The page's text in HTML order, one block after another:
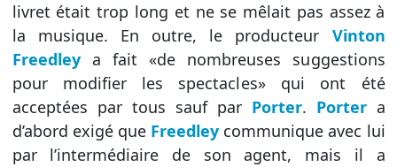
livret était trop long et ne se mêlait pas assez à
la musique. En outre, le producteur Vinton
Freedleya fait «de nombreuses suggestions
pour modifier les spectacles» qui ont été
acceptées par tous sauf par Porter. Portera
d’abord exigé que Freedley communique avec lui
par l’intermédiaire de son agent, mais il a